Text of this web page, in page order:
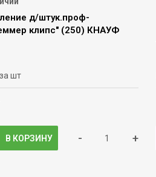
д/штук.проф-
клипс" (250) КНАУФ
шт
В КОРЗИНУ - +